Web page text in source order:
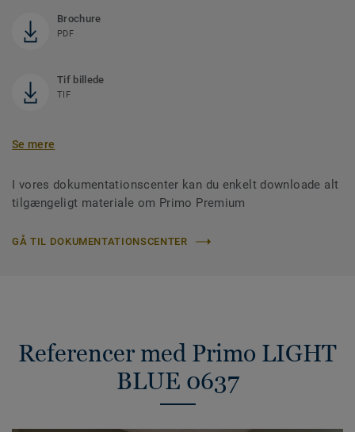
Brochure
PDF
Tif billede
TIF
Se mere
I vores dokumentationscenter kan du enkelt downloade alt
tilgængeligt materiale om Primo Premium
GÅ TIL DOKUMENTATIONSCENTER
Referencer med Primo LIGHT
BLUE 0637